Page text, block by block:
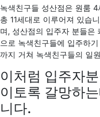
녹색친구들 성산점은 원룸
총 11세대로 이루어져 있습
며, 성산점의 입주자 분들은
으로 녹색친구들에 입주하
까지 거쳐 녹색친구들의 일
이처럼 입주자
이토록 갈망하
니다.